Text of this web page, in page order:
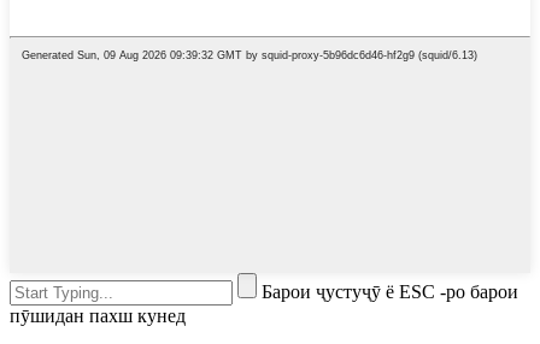
Барои ҷустуҷӯ ё ESC -ро барои
пӯшидан пахш кунед